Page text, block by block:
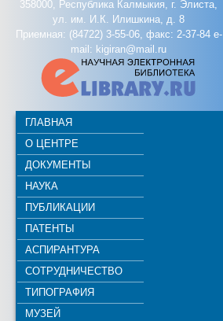
358000, Республика Калмыкия, г. Элиста,
ул. им. И.К. Илишкина, д. 8
Приемная: (84722) 3-55-06, факс: 2-37-84 e-
mail: kigiran@mail.ru
ГЛАВНАЯ
О ЦЕНТРЕ
ДОКУМЕНТЫ
НАУКА
ПУБЛИКАЦИИ
ПАТЕНТЫ
АСПИРАНТУРА
СОТРУДНИЧЕСТВО
ТИПОГРАФИЯ
МУЗЕЙ